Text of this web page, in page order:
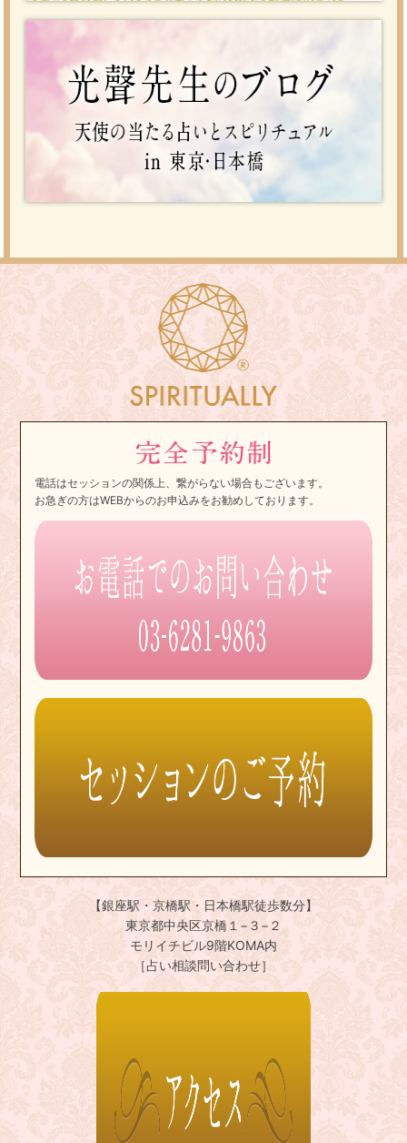
電話はセッションの関係上、繋がらない場合もございます。
お急ぎの方はWEBからのお申込みをお勧めしております。
【銀座駅・京橋駅・日本橋駅徒歩数分】
東京都中央区京橋１−３−２
モリイチビル9階KOMA内
［占い相談問い合わせ］